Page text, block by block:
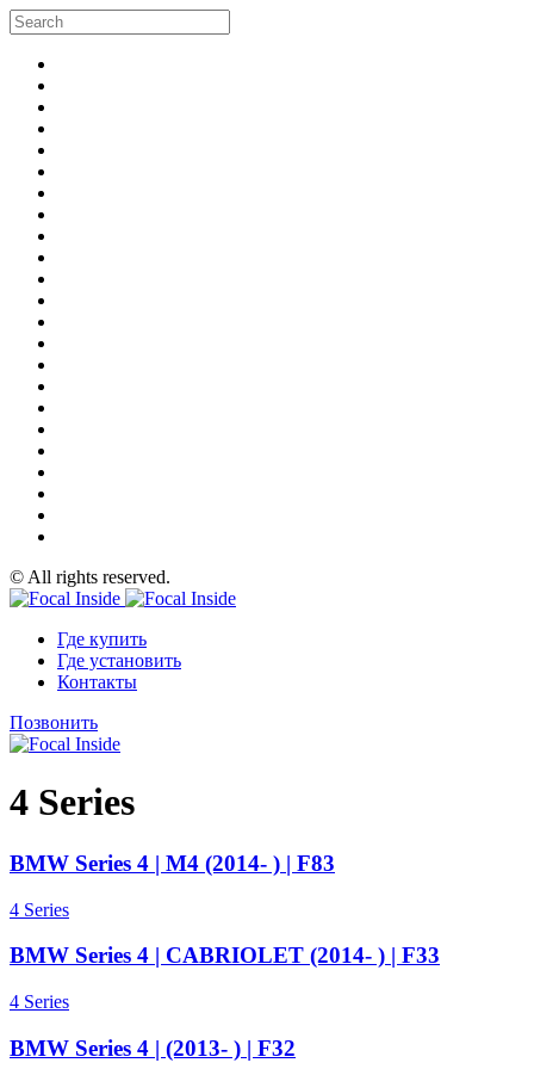
© All rights reserved.
Где купить
Где установить
Контакты
Позвонить
4 Series
BMW Series 4 | M4 (2014- ) | F83
4 Series
BMW Series 4 | CABRIOLET (2014- ) | F33
4 Series
BMW Series 4 | (2013- ) | F32